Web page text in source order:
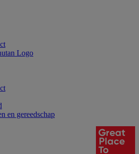
en gereedschap